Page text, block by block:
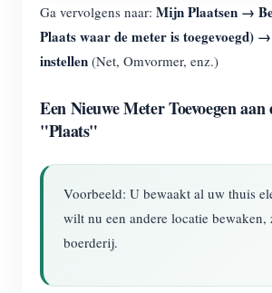
Ga vervolgens naar: Mijn Plaatsen →
Plaats waar de meter is toegevoegd)
instellen (Net, Omvormer, enz.)
Een Nieuwe Meter Toevoegen aan
"Plaats"
Voorbeeld: U bewaakt al uw thuis
wilt nu een andere locatie bewaken,
boerderij.